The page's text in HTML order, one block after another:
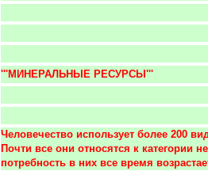
'''МИНЕРАЛЬНЫЕ РЕСУРСЫ'''
Человечество использует более 200
Почти все они относятся к категории
потребность в них все время